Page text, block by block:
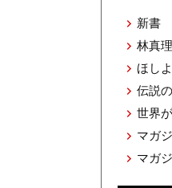
新書
林真
ほし
伝説
世界
マガ
マガ